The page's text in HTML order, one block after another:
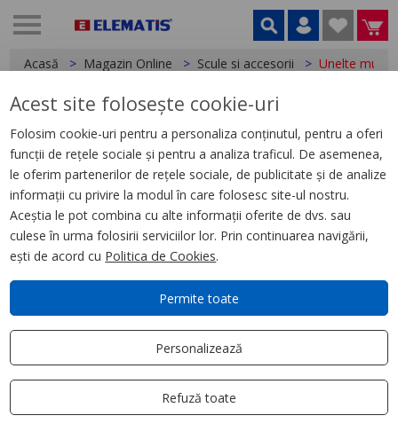
Acasă Magazin Online Scule si accesorii Unelte
Unelte multiple,5 produse
Filtrează
Aplică filtru
Ordonează după
Cele mai relevante
Acest site folosește cookie-uri
Folosim cookie-uri pentru a personaliza conținutul, pentru a oferi
funcții de rețele sociale și pentru a analiza traficul. De asemenea,
le oferim partenerilor de rețele sociale, de publicitate și de analize
informații cu privire la modul în care folosesc site-ul nostru.
Aceștia le pot combina cu alte informații oferite de dvs. sau
culese în urma folosirii serviciilor lor. Prin continuarea navigării,
ești de acord cu Politica de Cookies.
Permite toate
Personalizează
Refuză toate